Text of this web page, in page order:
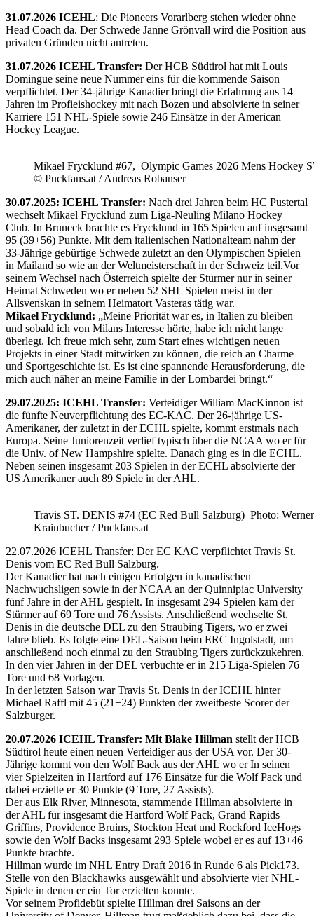
31.07.2026 ICEHL: Die Pioneers Vorarlberg stehen wieder ohne
Head Coach da. Der Schwede Janne Grönvall wird die Position aus
privaten Gründen nicht antreten.
31.07.2026 ICEHL Transfer: Der HCB Südtirol hat mit Louis
Domingue seine neue Nummer eins für die kommende Saison
verpflichtet. Der 34-jährige Kanadier bringt die Erfahrung aus 14
Jahren im Profieishockey mit nach Bozen und absolvierte in seiner
Karriere 151 NHL-Spiele sowie 246 Einsätze in der American
Hockey League.
Mikael Frycklund #67, Olympic Games 2026 Mens Hockey
© Puckfans.at / Andreas Robanser
30.07.2025: ICEHL Transfer: Nach drei Jahren beim HC Pustertal
wechselt Mikael Frycklund zum Liga-Neuling Milano Hockey
Club. In Bruneck brachte es Frycklund in 165 Spielen auf insgesamt
95 (39+56) Punkte. Mit dem italienischen Nationalteam nahm der
33-Jährige gebürtige Schwede zuletzt an den Olympischen Spielen
in Mailand so wie an der Weltmeisterschaft in der Schweiz teil.Vor
seinem Wechsel nach Österreich spielte der Stürmer nur in seiner
Heimat Schweden wo er neben 52 SHL Spielen meist in der
Allsvenskan in seinem Heimatort Vasteras tätig war.
Mikael Frycklund: „Meine Priorität war es, in Italien zu bleiben
und sobald ich von Milans Interesse hörte, habe ich nicht lange
überlegt. Ich freue mich sehr, zum Start eines wichtigen neuen
Projekts in einer Stadt mitwirken zu können, die reich an Charme
und Sportgeschichte ist. Es ist eine spannende Herausforderung, die
mich auch näher an meine Familie in der Lombardei bringt.“
29.07.2025: ICEHL Transfer: Verteidiger William MacKinnon ist
die fünfte Neuverpflichtung des EC-KAC. Der 26-jährige US-
Amerikaner, der zuletzt in der ECHL spielte, kommt erstmals nach
Europa. Seine Juniorenzeit verlief typisch über die NCAA wo er für
die Univ. of New Hampshire spielte. Danach ging es in die ECHL.
Neben seinen insgesamt 203 Spielen in der ECHL absolvierte der
US Amerikaner auch 89 Spiele in der AHL.
Travis ST. DENIS #74 (EC Red Bull Salzburg) Photo: Werner
Krainbucher / Puckfans.at
22.07.2026 ICEHL Transfer: Der EC KAC verpflichtet Travis St.
Denis vom EC Red Bull Salzburg.
Der Kanadier hat nach einigen Erfolgen in kanadischen
Nachwuchsligen sowie in der NCAA an der Quinnipiac University
fünf Jahre in der AHL gespielt. In insgesamt 294 Spielen kam der
Stürmer auf 69 Tore und 76 Assists. Anschließend wechselte St.
Denis in die deutsche DEL zu den Straubing Tigers, wo er zwei
Jahre blieb. Es folgte eine DEL-Saison beim ERC Ingolstadt, um
anschließend noch einmal zu den Straubing Tigers zurückzukehren.
In den vier Jahren in der DEL verbuchte er in 215 Liga-Spielen 76
Tore und 68 Vorlagen.
In der letzten Saison war Travis St. Denis in der ICEHL hinter
Michael Raffl mit 45 (21+24) Punkten der zweitbeste Scorer der
Salzburger.
20.07.2026 ICEHL Transfer: Mit Blake Hillman stellt der HCB
Südtirol heute einen neuen Verteidiger aus der USA vor. Der 30-
Jährige kommt von den Wolf Back aus der AHL wo er In seinen
vier Spielzeiten in Hartford auf 176 Einsätze für die Wolf Pack und
dabei erzielte er 30 Punkte (9 Tore, 27 Assists).
Der aus Elk River, Minnesota, stammende Hillman absolvierte in
der AHL für insgesamt die Hartford Wolf Pack, Grand Rapids
Griffins, Providence Bruins, Stockton Heat und Rockford IceHogs
sowie den Wolf Backs insgesamt 293 Spiele wobei er es auf 13+46
Punkte brachte.
Hillman wurde im NHL Entry Draft 2016 in Runde 6 als Pick173.
Stelle von den Blackhawks ausgewählt und absolvierte vier NHL-
Spiele in denen er ein Tor erzielten konnte.
Vor seinem Profidebüt spielte Hillman drei Saisons an der